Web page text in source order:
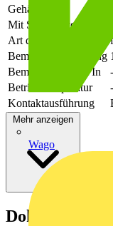
Wago
Gehäusefarbe
Mit Schutzleiter
Art der Verbindung
Bemessungsspannung
Bemessungsstrom In
-
Betriebstemperatur
Kontaktausführung
Mehr anzeigen
Dokumente